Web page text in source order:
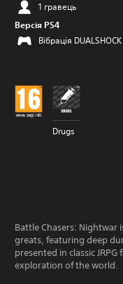
1 гравець
Версія PS4
Вібрація
Drugs
Battle Chasers: Nightwar
greats, featuring deep
presented in classic
exploration of the world.